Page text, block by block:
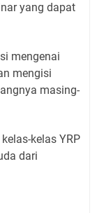
yang dapat
mengenai
mengisi
masing-
kelas YRP
dari